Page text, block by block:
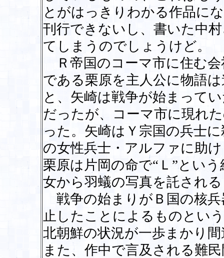
とがはっきりわかる作品に
刊行できないし、書いた中
てしまうのでしょうけど。
Ｒ帝国のコーマ市に住む会
である栗原を主人公に物語
と、矢崎は戦争が始まって
だったが、コーマ市に現れ
った。矢崎はＹ宗国の兵士
の女性兵士・アルファに助
栗原は片岡の命で“Ｌ”とい
女から羽蟻の写真を託され
戦争の始まりがＢ国の核兵
止したことによるものとい
北朝鮮の状況が一歩まかり
また、作中で言及される難